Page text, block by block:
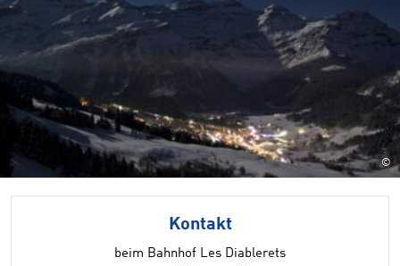
©
Kontakt
beim Bahnhof Les Diablerets